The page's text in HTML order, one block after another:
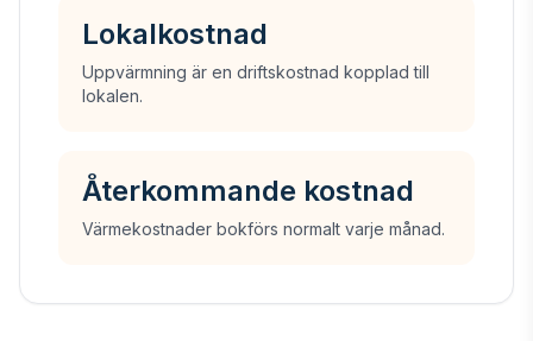
Lokalkostnad
Uppvärmning är en driftskostnad kopplad till
lokalen.
Återkommande kostnad
Värmekostnader bokförs normalt varje månad.